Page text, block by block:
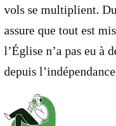
vols se multiplient.
assure que tout est
l’Église n’a pas eu à
depuis